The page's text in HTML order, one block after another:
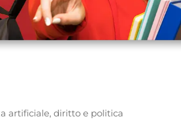
artificiale, diritto e politica